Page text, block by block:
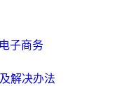
电子商务
解决办法